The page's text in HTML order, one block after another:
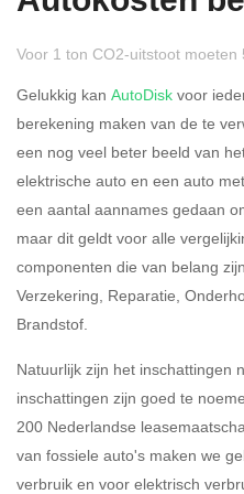
Eigen
Sluiten
Voor 1 ton CO2-uitstoot
Gelukkig kan AutoDisk voor
berekening maken van de te
een nog veel beter beeld van
elektrische auto en een auto
een aantal aannames gedaan
maar dit geldt voor alle
componenten die van belang
Verzekering, Reparatie,
Brandstof.
Natuurlijk zijn het inschattingen
inschattingen zijn goed te
200 Nederlandse
van fossiele auto's maken we
verbruik en voor elektrisch